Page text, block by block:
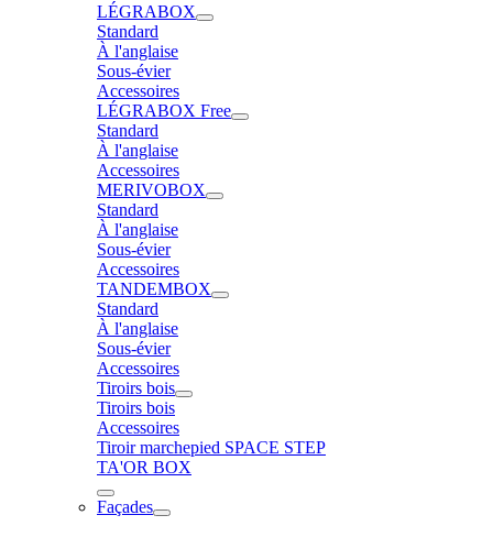
LÉGRABOX
Standard
À l'anglaise
Sous-évier
Accessoires
LÉGRABOX Free
Standard
À l'anglaise
Accessoires
MERIVOBOX
Standard
À l'anglaise
Sous-évier
Accessoires
TANDEMBOX
Standard
À l'anglaise
Sous-évier
Accessoires
Tiroirs bois
Tiroirs bois
Accessoires
Tiroir marchepied SPACE STEP
TA'OR BOX
Façades